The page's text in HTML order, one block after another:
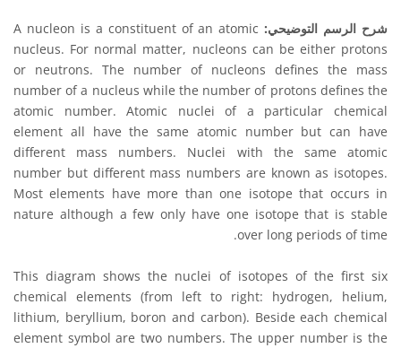
شرح الرسم التوضيحي: A nucleon is a constituent of an atomic
nucleus. For normal matter, nucleons can be either protons
or neutrons. The number of nucleons defines the mass
number of a nucleus while the number of protons defines the
atomic number. Atomic nuclei of a particular chemical
element all have the same atomic number but can have
different mass numbers. Nuclei with the same atomic
number but different mass numbers are known as isotopes.
Most elements have more than one isotope that occurs in
nature although a few only have one isotope that is stable
over long periods of time.
This diagram shows the nuclei of isotopes of the first six
chemical elements (from left to right: hydrogen, helium,
lithium, beryllium, boron and carbon). Beside each chemical
element symbol are two numbers. The upper number is the